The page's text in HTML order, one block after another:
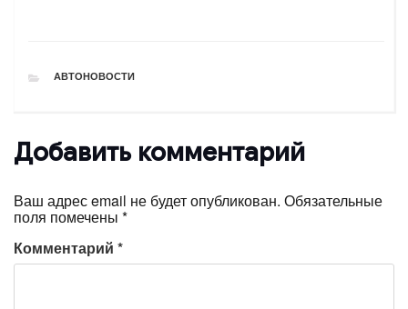
РУБРИКИ
АВТОНОВОСТИ
Добавить комментарий
Ваш адрес email не будет опубликован. Обязательные
поля помечены *
Комментарий *